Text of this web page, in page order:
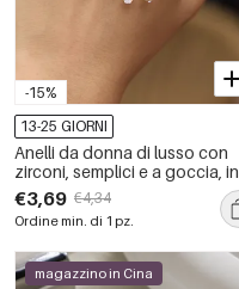
-15%
13-25 GIORNI
Anelli da donna di lusso con
zirconi, semplici e a goccia, in
acciaio inossidabile,
impermeabili, color oro.
€3,69 €4,34
Ordine min. di 1 pz.
magazzino in Cina